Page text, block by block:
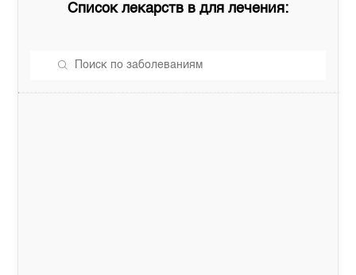
Список лекарств в для лечения: